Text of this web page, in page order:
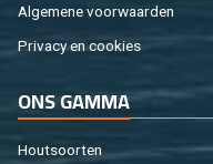
Al­ge­me­ne voor­waar­den
Pri­va­cy en coo­kies
ONS GAMMA
Hout­soor­ten